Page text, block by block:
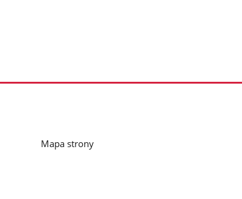
Mapa strony